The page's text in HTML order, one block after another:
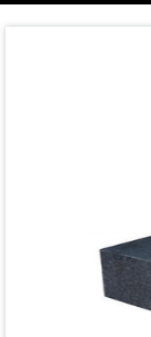
Ngày hết hạn: